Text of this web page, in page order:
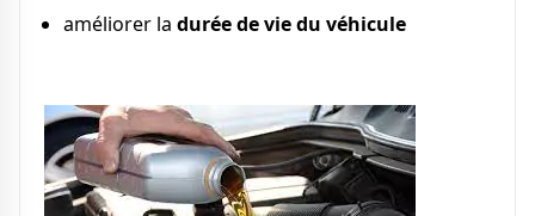
améliorer la durée de vie du véhicule